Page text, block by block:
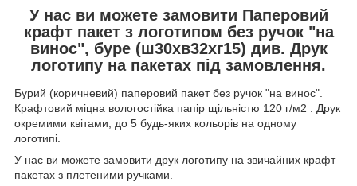
У нас ви можете замовити Паперовий
крафт пакет з логотипом без ручок "на
винос", буре (ш30хв32хг15) див. Друк
логотипу на пакетах під замовлення.
Бурий (коричневий) паперовий пакет без ручок "на винос".
Крафтовий міцна вологостійка папір щільністю 120 г/м2 . Друк
окремими квітами, до 5 будь-яких кольорів на одному
логотипі.
У нас ви можете замовити друк логотипу на звичайних крафт
пакетах з плетеними ручками.